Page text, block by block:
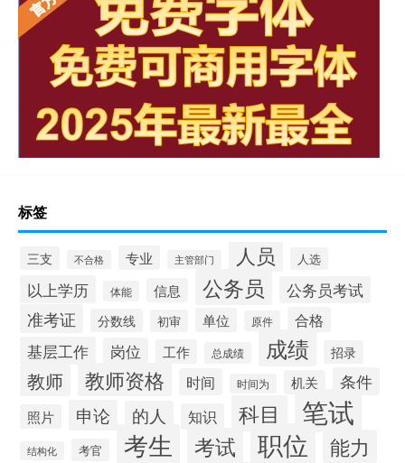
标签
三支 不合格 专业 主管部门 人员 人选
以上学历 体能 信息 公务员 公务员考试
准考证 分数线 初审 单位 原件 合格
基层工作 岗位 工作 总成绩 成绩 招录
教师 教师资格 时间 时间为 机关 条件
照片 申论 的人 知识 科目 笔试
结构化 考官 考生 考试 职位 能力